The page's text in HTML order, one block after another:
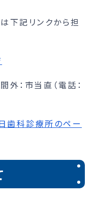
下記リンクから担
外：市当直（電話：
歯科診療所のペー